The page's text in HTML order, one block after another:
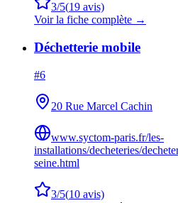
3/5(19 avis)
Voir la fiche complète →
Déchetterie mobile
#6
20 Rue Marcel Cachin
www.syctom-paris.fr/les-
installations/decheteries/
seine.html
3/5(10 avis)